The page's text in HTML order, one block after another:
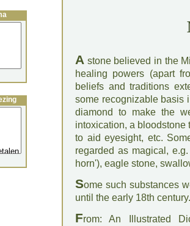
A stone believed in the
healing powers (apart
beliefs and traditions
some recognizable basis
diamond to make the
intoxication, a bloodstone
to aid eyesight, etc.
regarded as magical,
horn'), eagle stone,
Some such substances
until the early 18th century.
From: An Illustrated